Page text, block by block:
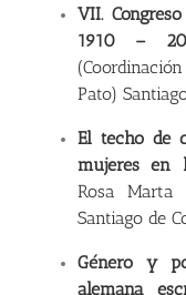
VII.
1910 –
Pato)
El techo de
mujeres en
Rosa Marta
Santiago de
Género y
alemana